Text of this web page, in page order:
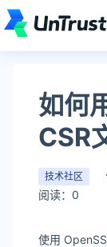
如何
CSR
技术社区
阅读：0
使用